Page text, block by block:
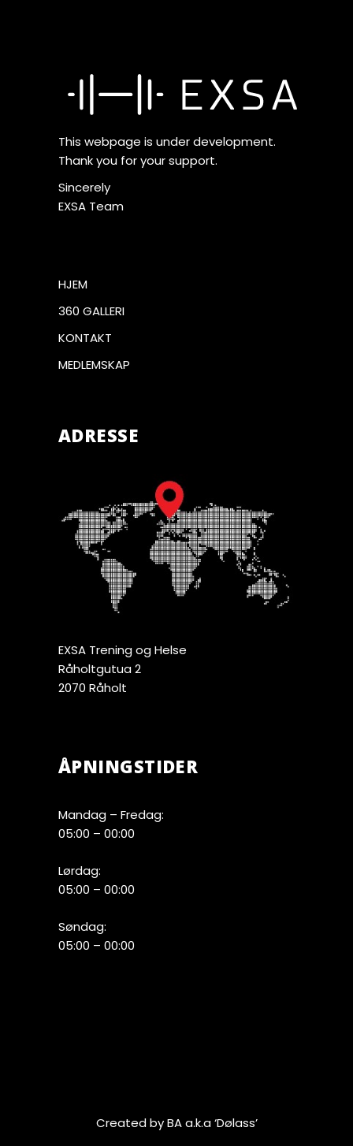
This webpage is under development.
Thank you for your support.
Sincerely
EXSA Team
HJEM
360 GALLERI
KONTAKT
MEDLEMSKAP
ADRESSE
EXSA Trening og Helse
Råholtgutua 2
2070 Råholt
ÅPNINGSTIDER
Mandag – Fredag:
05:00 – 00:00
Lørdag:
05:00 – 00:00
Søndag:
05:00 – 00:00
Created by BA a.k.a ‘Dølass’